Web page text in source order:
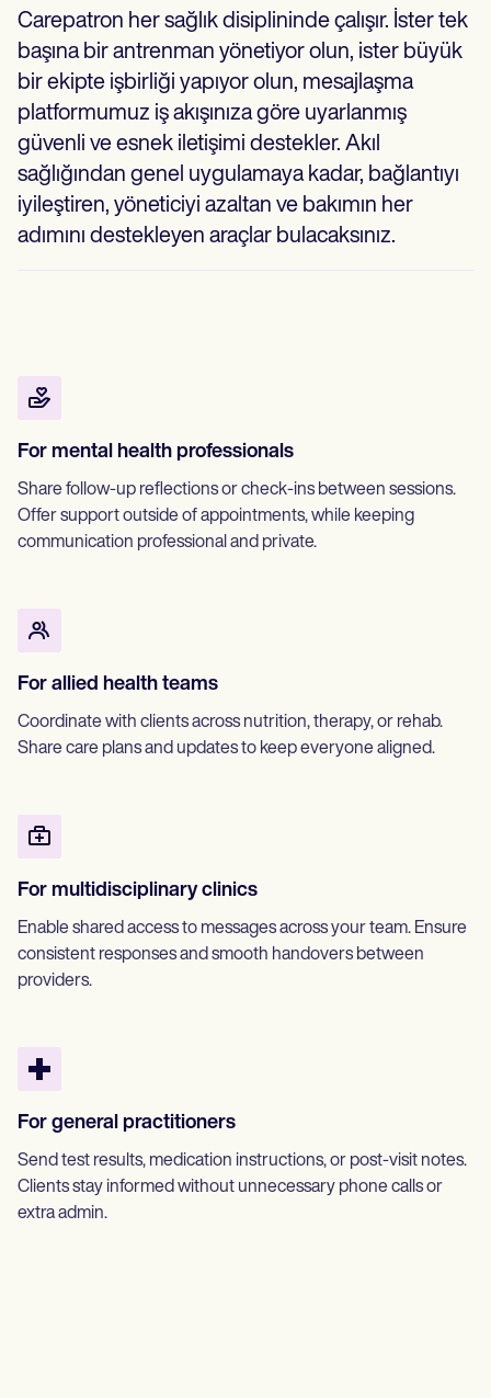
Carepatron her sağlık disiplininde çalışır. İster tek
başına bir antrenman yönetiyor olun, ister büyük
bir ekipte işbirliği yapıyor olun, mesajlaşma
platformumuz iş akışınıza göre uyarlanmış
güvenli ve esnek iletişimi destekler. Akıl
sağlığından genel uygulamaya kadar, bağlantıyı
iyileştiren, yöneticiyi azaltan ve bakımın her
adımını destekleyen araçlar bulacaksınız.
For mental health professionals
Share follow-up reflections or check-ins between sessions.
Offer support outside of appointments, while keeping
communication professional and private.
For allied health teams
Coordinate with clients across nutrition, therapy, or rehab.
Share care plans and updates to keep everyone aligned.
For multidisciplinary clinics
Enable shared access to messages across your team. Ensure
consistent responses and smooth handovers between
providers.
For general practitioners
Send test results, medication instructions, or post-visit notes.
Clients stay informed without unnecessary phone calls or
extra admin.